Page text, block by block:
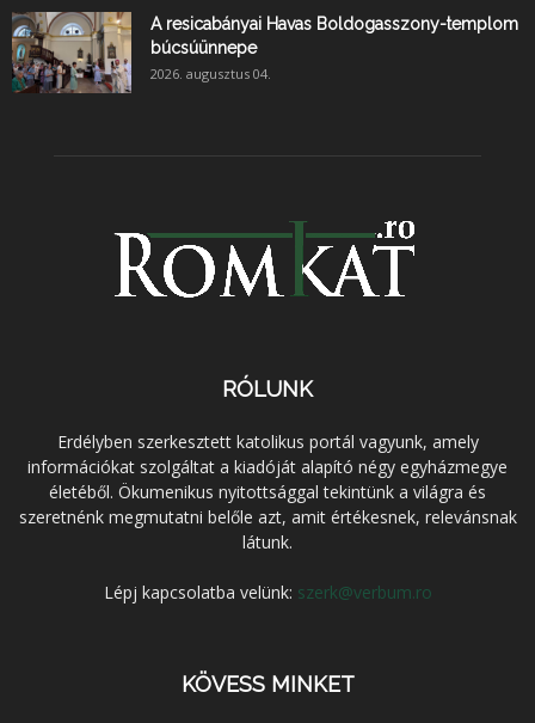
A resicabányai Havas Boldogasszony-templom
búcsúünnepe
2026. augusztus 04.
RÓLUNK
Erdélyben szerkesztett katolikus portál vagyunk, amely
információkat szolgáltat a kiadóját alapító négy egyházmegye
életéből. Ökumenikus nyitottsággal tekintünk a világra és
szeretnénk megmutatni belőle azt, amit értékesnek, relevánsnak
látunk.
Lépj kapcsolatba velünk: szerk@verbum.ro
KÖVESS MINKET